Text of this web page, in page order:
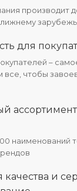
производит
для
–
чтобы
наименований
качества и